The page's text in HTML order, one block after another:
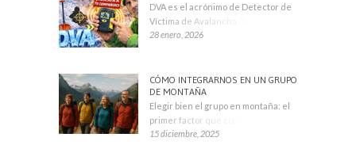
DVA es el acrónimo de Detector de
Víctima de Avalancha. También se
28 enero, 2026
CÓMO INTEGRARNOS EN UN GRUPO
DE MONTAÑA
Elegir bien el grupo en montaña: el
primer factor que condiciona tu
15 diciembre, 2025